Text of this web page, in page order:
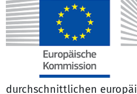
durchschnittlichen